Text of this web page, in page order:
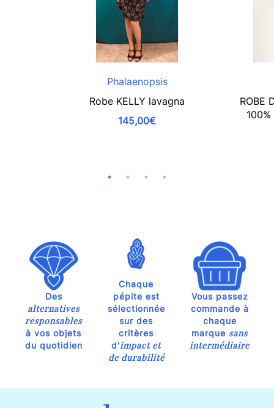
Phalaenopsis
Robe KELLY lavagna
145,00€
ROBE
Des
alternatives
responsables
à vos objets
du quotidien
Chaque
pépite est
sélectionnée
sur des
critères
d'impact et
de durabilité
Vous passez
commande à
chaque
marque sans
intermédiaire